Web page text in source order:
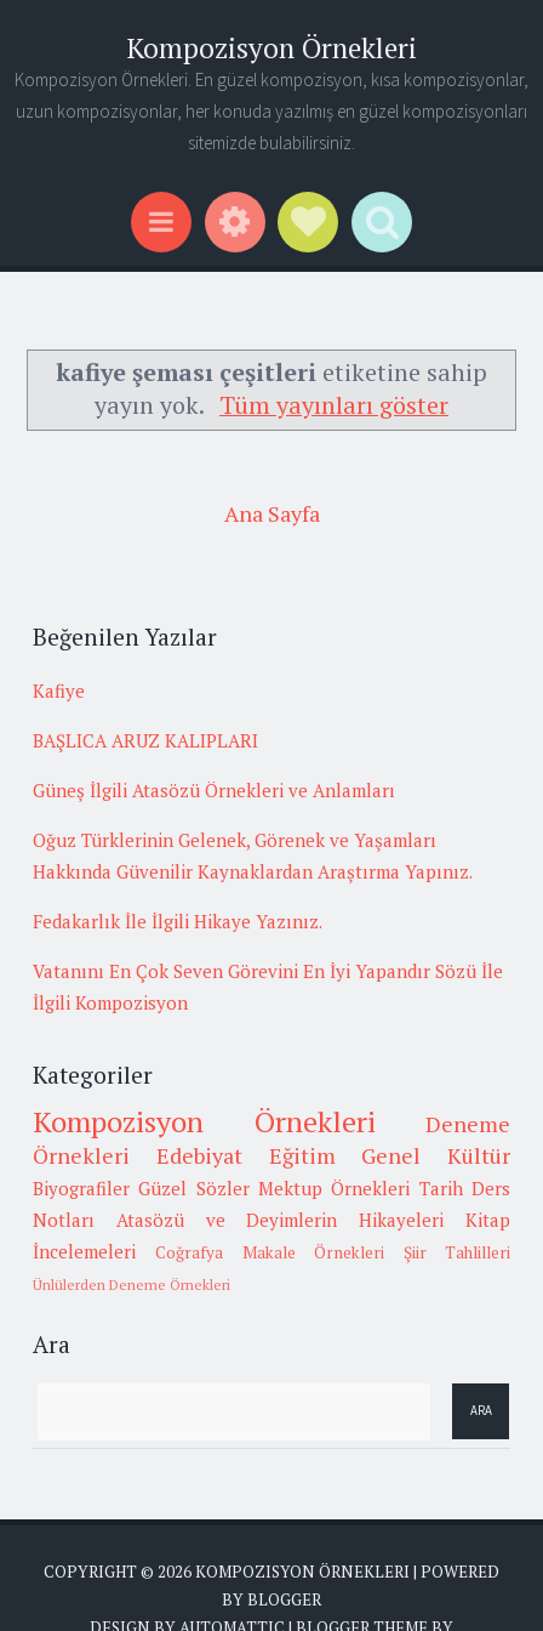
Kompozisyon Örnekleri
Kompozisyon Örnekleri. En güzel kompozisyon, kısa kompozisyonlar,
uzun kompozisyonlar, her konuda yazılmış en güzel kompozisyonları
sitemizde bulabilirsiniz.
Menu WidgetsSocial Links
Search
kafiye şeması çeşitleri etiketine sahip
yayın yok. Tüm yayınları göster
Ana Sayfa
Beğenilen Yazılar
Kafiye
BAŞLICA ARUZ KALIPLARI
Güneş İlgili Atasözü Örnekleri ve Anlamları
Oğuz Türklerinin Gelenek, Görenek ve Yaşamları
Hakkında Güvenilir Kaynaklardan Araştırma Yapınız.
Fedakarlık İle İlgili Hikaye Yazınız.
Vatanını En Çok Seven Görevini En İyi Yapandır Sözü İle
İlgili Kompozisyon
Kategoriler
Kompozisyon Örnekleri
Deneme
Örnekleri
Edebiyat Eğitim Genel Kültür
Biyografiler Güzel Sözler Mektup Örnekleri Tarih Ders
Notları
Atasözü ve Deyimlerin Hikayeleri
Kitap
İncelemeleri
Coğrafya Makale Örnekleri Şiir Tahlilleri
Ünlülerden Deneme Örnekleri
Ara
COPYRIGHT © 2026KOMPOZISYON ÖRNEKLERI | POWERED
BYBLOGGER